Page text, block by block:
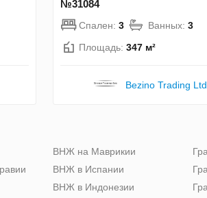
№31084
Спален: 3 Ванных: 3
Площадь: 347 м²
Bezino Trading Ltd
ВНЖ на Маврикии
ВНЖ в Испании
ВНЖ в Индонезии